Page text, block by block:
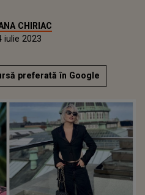
CHIRIAC
iulie 2023
preferată în Google